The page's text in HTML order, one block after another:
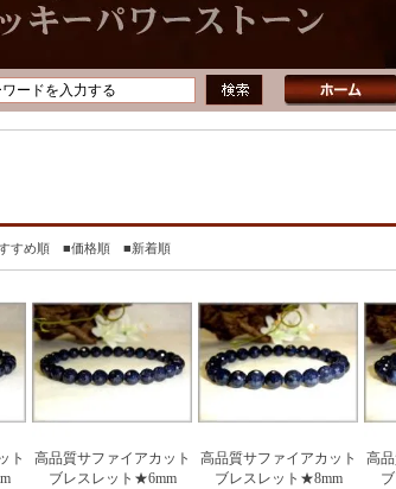
すめ順 ■価格順 ■新着順
ト
高品質サファイアカット
ブレスレット★6mm
高品質サファイアカット
ブレスレット★8mm
高